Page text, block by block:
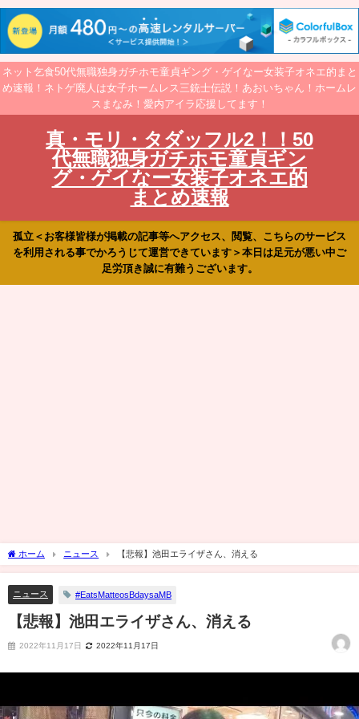
ネット乞食50代無職独身ガチホモ童貞ギング・ゲイなー女装子オネエ的まと
め速報！ネトゲ廃人は女子ホームレス三銃士伝説！あおいちゃん！ホームレ
スまなみ！愛内アイラ応援してます！
真・モリ・タダッフル2！！50
代無職独身ガチホモ童貞ギン
グ・ゲイなー女装子オネエ的
まとめ速報
孤立＜お客様皆様が掲載の記事等へアクセス、閲覧、こちらのサービス
を利用される事でかろうじて運営できています＞本日は足元が悪い中ご
足労頂き誠に有難うございます。
ホーム ニュース 【悲報】池田エライザさん、消える
ニュース #EatsMatteosBdaysaMB
【悲報】池田エライザさん、消える
2022年11月17日 2022年11月17日